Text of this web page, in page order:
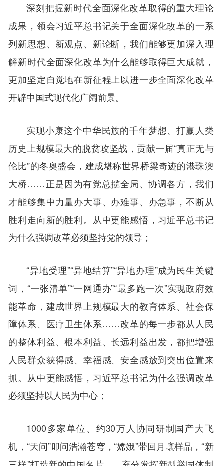
深刻把握新时代全面深化改革取得的重大理论
成果，领会习近平总书记关于全面深化改革的一系
列新思想、新观点、新论断，我们能够更加深入理
解新时代全面深化改革为什么能够取得巨大成就，
更加坚定自觉地在新征程上以进一步全面深化改革
开辟中国式现代化广阔前景。
实现小康这个中华民族的千年梦想、打赢人类
历史上规模最大的脱贫攻坚战，贡献一届“真正无与
伦比”的冬奥盛会，建成堪称世界桥梁奇迹的港珠澳
大桥……正是因为有党总揽全局、协调各方，我们
才能够集中力量办大事、办难事、办急事，不断从
胜利走向新的胜利。从中更能感悟，习近平总书记
为什么强调改革必须坚持党的领导；
“异地受理”“异地结算”“异地办理”成为民生关键
词，“一张清单”“一网通办”“最多跑一次”实现政府效
能革命，建成世界上规模最大的教育体系、社会保
障体系、医疗卫生体系……改革的每一步都从人民
的整体利益、根本利益、长远利益出发，都把增强
人民群众获得感、幸福感、安全感放到突出位置来
抓。从中更能感悟，习近平总书记为什么强调改革
必须坚持以人民为中心；
1000多家单位、约30万人协同研制国产大飞
机，“天问”叩问浩瀚苍穹，“嫦娥”带回月壤样品，“新
三样”打造新的中国名片……充分发挥新型举国体制